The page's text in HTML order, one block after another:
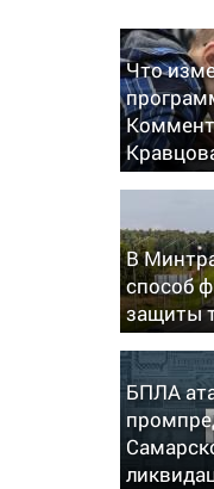
Что
В
способ
защиты
БПЛА